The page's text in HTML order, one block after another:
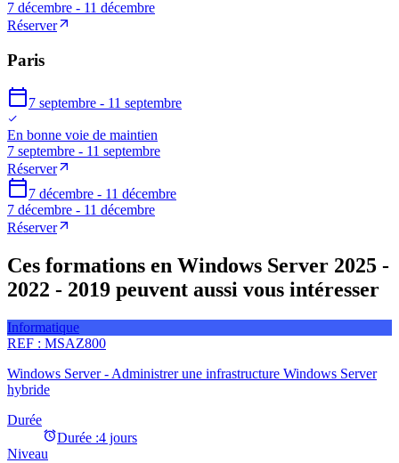
7 décembre - 11 décembre
Réserver
Paris
7 septembre - 11 septembre
En bonne voie de maintien
7 septembre - 11 septembre
Réserver
7 décembre - 11 décembre
7 décembre - 11 décembre
Réserver
Ces formations en Windows Server 2025 -
2022 - 2019 peuvent aussi vous intéresser
Informatique
REF : MSAZ800
Windows Server - Administrer une infrastructure Windows Server
hybride
Durée
Durée :4 jours
Niveau